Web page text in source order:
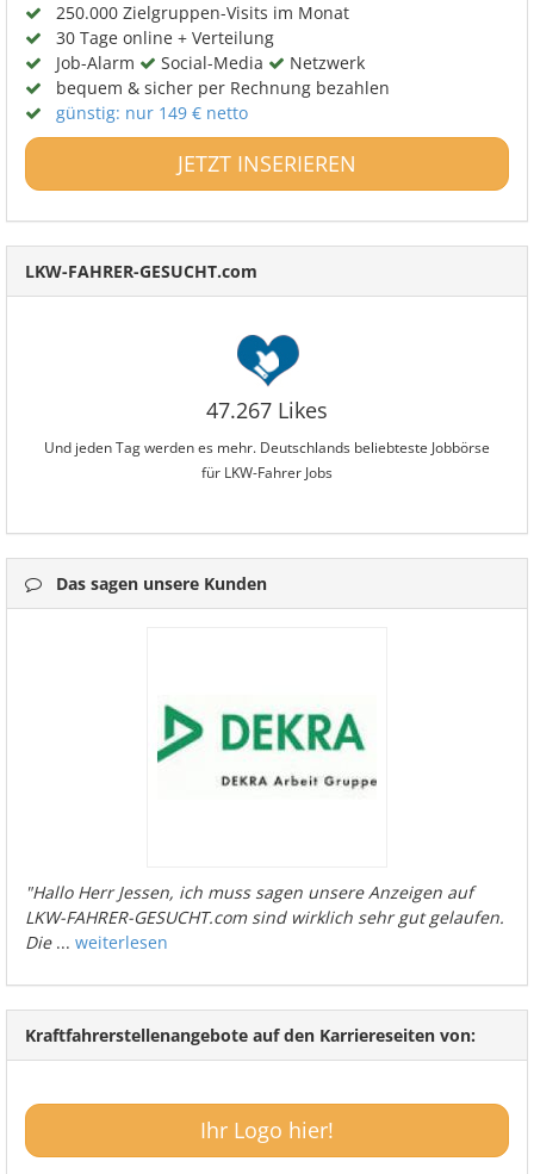
250.000 Zielgruppen-Visits im Monat
30 Tage online + Verteilung
Job-Alarm
Social-Media
Netzwerk
bequem & sicher per Rechnung bezahlen
günstig: nur 149 € netto
JETZT INSERIEREN
LKW-FAHRER-GESUCHT.com
47.267 Likes
Und jeden Tag werden es mehr. Deutschlands beliebteste Jobbörse
für LKW-Fahrer Jobs
Das sagen unsere Kunden
"Hallo Herr Jessen, ich muss sagen unsere Anzeigen auf
LKW-FAHRER-GESUCHT.com sind wirklich sehr gut gelaufen.
Die... weiterlesen
Kraftfahrerstellenangebote auf den Karriereseiten von:
Ihr Logo hier!